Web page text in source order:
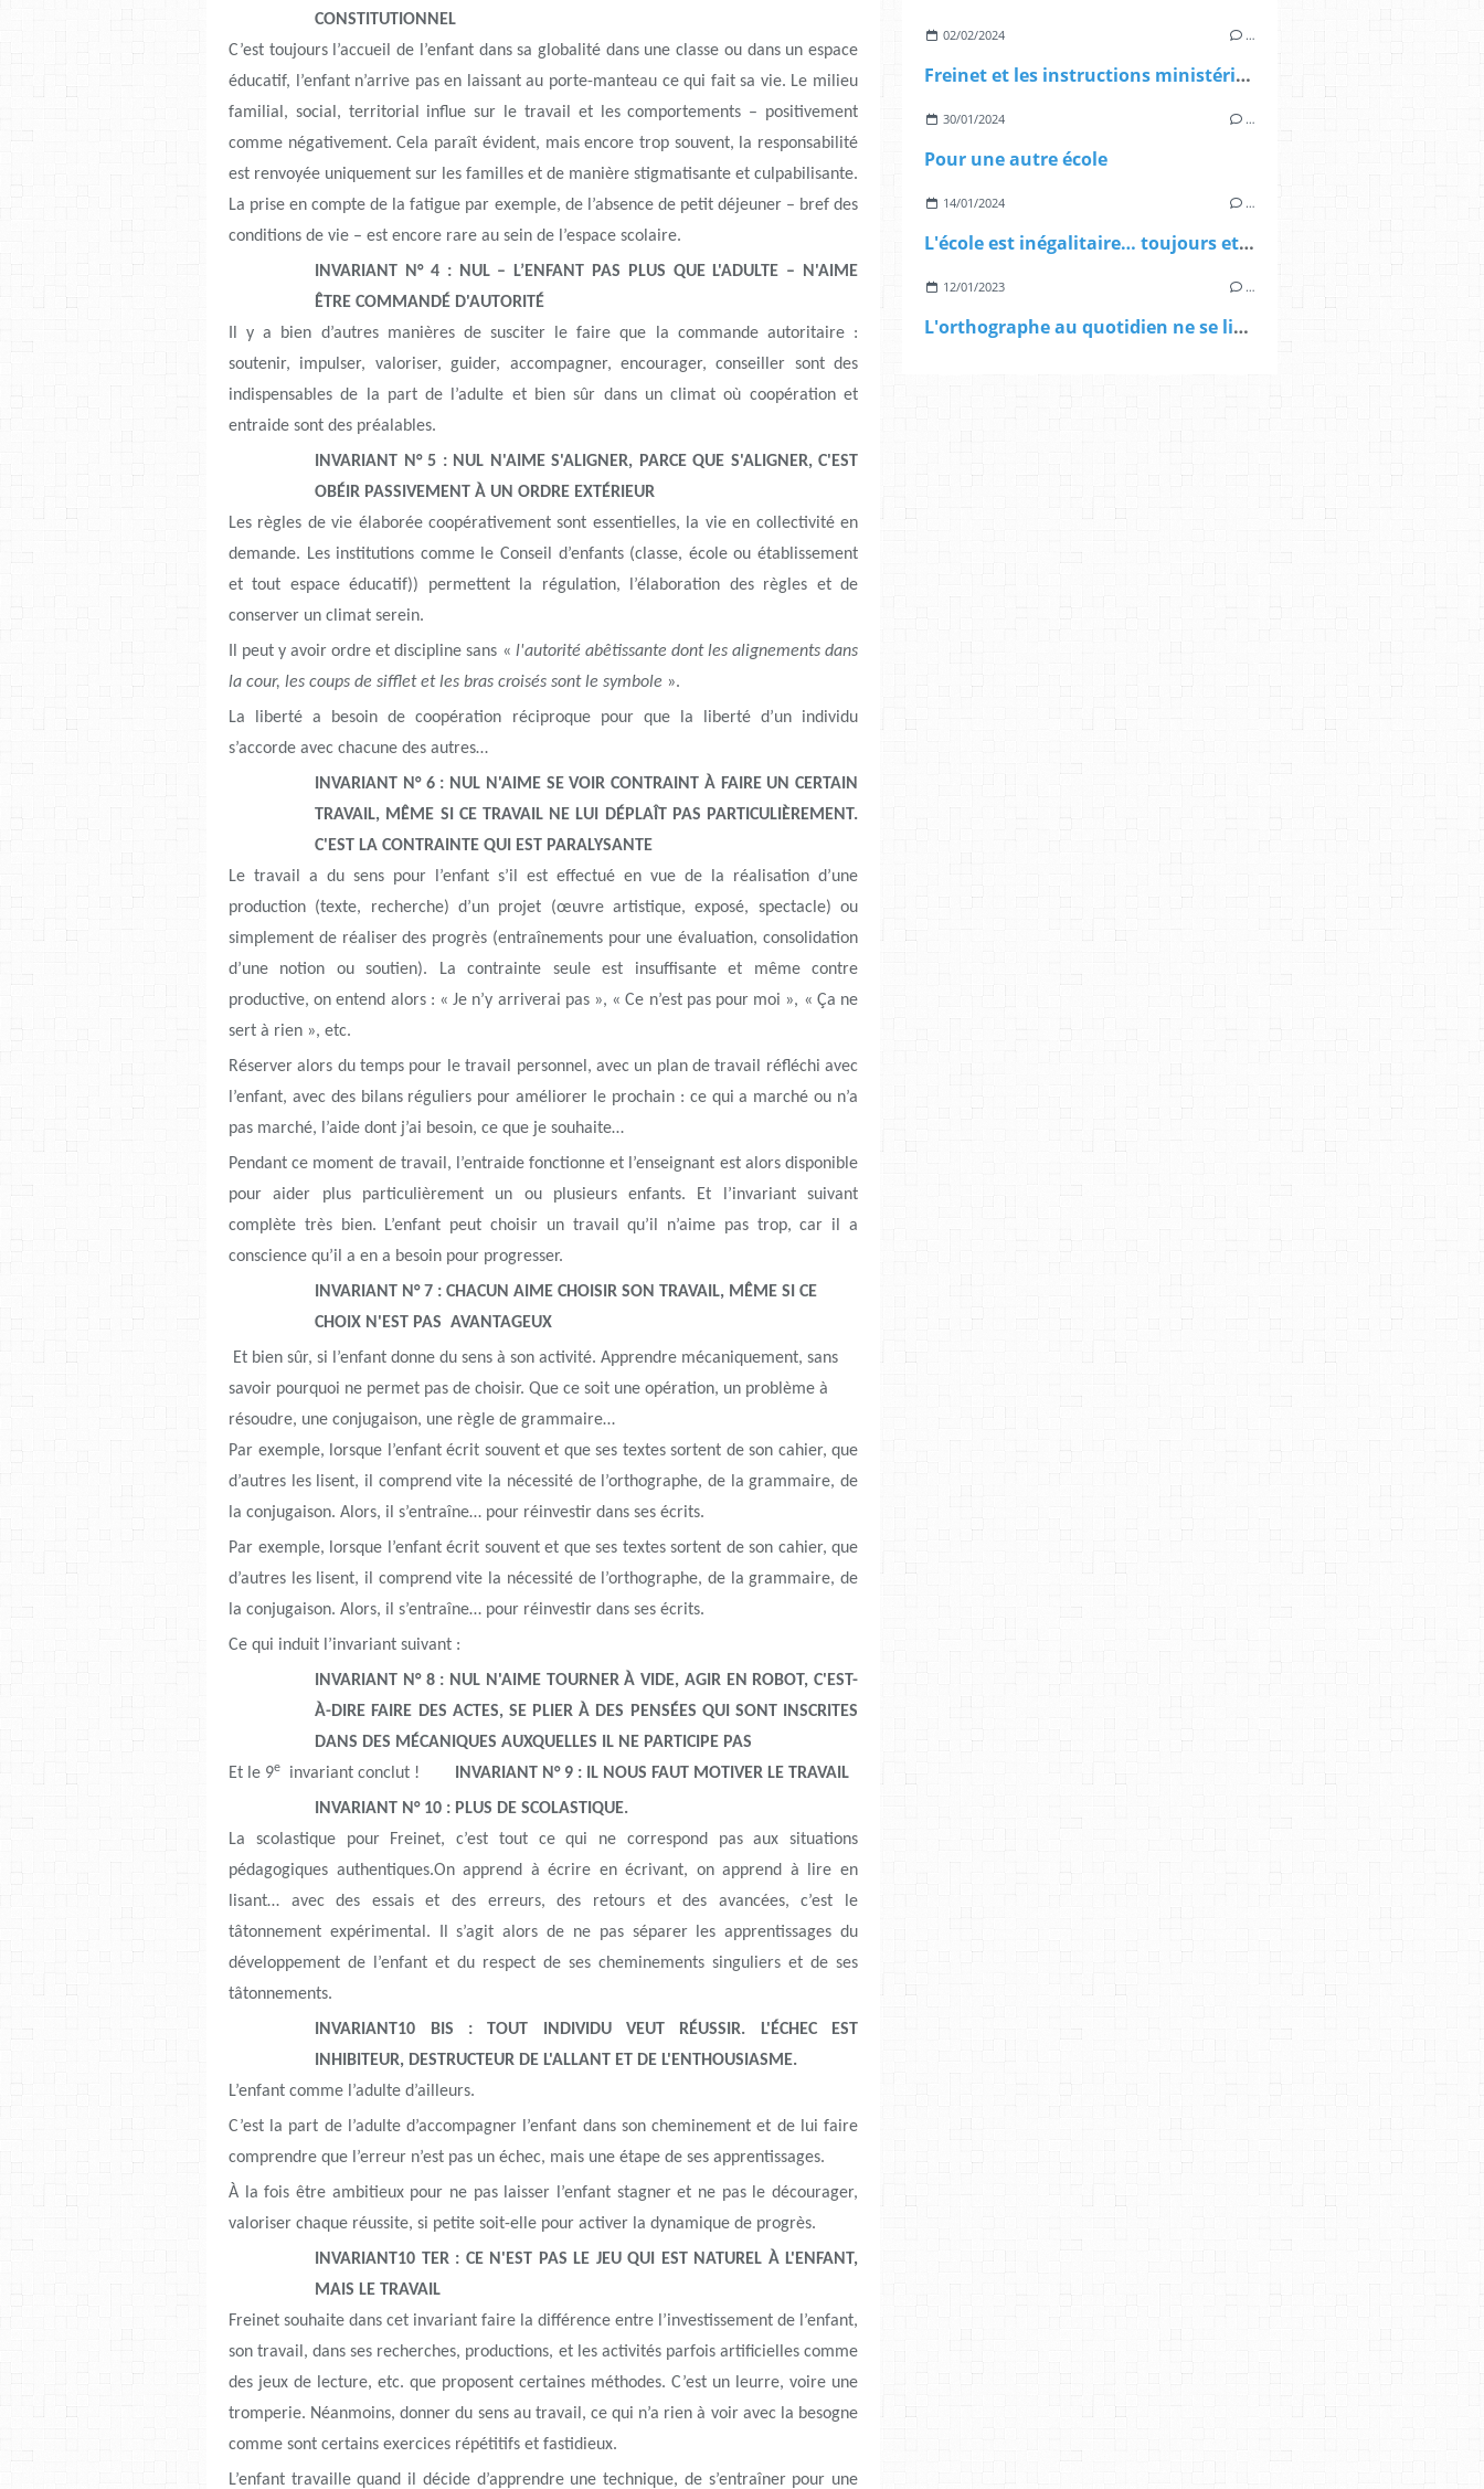
CONSTITUTIONNEL
C’est toujours l’accueil de l’enfant dans sa globalité dans une classe ou dans un espace
éducatif, l’enfant n’arrive pas en laissant au porte-manteau ce qui fait sa vie. Le milieu
familial, social, territorial influe sur le travail et les comportements – positivement
comme négativement. Cela paraît évident, mais encore trop souvent, la responsabilité
est renvoyée uniquement sur les familles et de manière stigmatisante et culpabilisante.
La prise en compte de la fatigue par exemple, de l’absence de petit déjeuner – bref des
conditions de vie – est encore rare au sein de l’espace scolaire.
INVARIANT N° 4 : NUL – L’ENFANT PAS PLUS QUE L'ADULTE – N'AIME
ÊTRE COMMANDÉ D'AUTORITÉ
Il y a bien d’autres manières de susciter le faire que la commande autoritaire :
soutenir, impulser, valoriser, guider, accompagner, encourager, conseiller sont des
indispensables de la part de l’adulte et bien sûr dans un climat où coopération et
entraide sont des préalables.
INVARIANT N° 5 : NUL N'AIME S'ALIGNER, PARCE QUE S'ALIGNER, C'EST
OBÉIR PASSIVEMENT À UN ORDRE EXTÉRIEUR
Les règles de vie élaborée coopérativement sont essentielles, la vie en collectivité en
demande. Les institutions comme le Conseil d’enfants (classe, école ou établissement
et tout espace éducatif)) permettent la régulation, l’élaboration des règles et de
conserver un climat serein.
Il peut y avoir ordre et discipline sans « l'autorité abêtissante dont les alignements dans
la cour, les coups de sifflet et les bras croisés sont le symbole ».
La liberté a besoin de coopération réciproque pour que la liberté d’un individu
s’accorde avec chacune des autres…
INVARIANT N° 6 : NUL N'AIME SE VOIR CONTRAINT À FAIRE UN CERTAIN
TRAVAIL, MÊME SI CE TRAVAIL NE LUI DÉPLAÎT PAS PARTICULIÈREMENT.
C'EST LA CONTRAINTE QUI EST PARALYSANTE
Le travail a du sens pour l’enfant s’il est effectué en vue de la réalisation d’une
production (texte, recherche) d’un projet (œuvre artistique, exposé, spectacle) ou
simplement de réaliser des progrès (entraînements pour une évaluation, consolidation
d’une notion ou soutien). La contrainte seule est insuffisante et même contre
productive, on entend alors : « Je n’y arriverai pas », « Ce n’est pas pour moi », « Ça ne
sert à rien », etc.
Réserver alors du temps pour le travail personnel, avec un plan de travail réfléchi avec
l’enfant, avec des bilans réguliers pour améliorer le prochain : ce qui a marché ou n’a
pas marché, l’aide dont j’ai besoin, ce que je souhaite…
Pendant ce moment de travail, l’entraide fonctionne et l’enseignant est alors disponible
pour aider plus particulièrement un ou plusieurs enfants. Et l’invariant suivant
complète très bien. L’enfant peut choisir un travail qu’il n’aime pas trop, car il a
conscience qu’il a en a besoin pour progresser.
INVARIANT N° 7 : CHACUN AIME CHOISIR SON TRAVAIL, MÊME SI CE
CHOIX N'EST PAS AVANTAGEUX
Et bien sûr, si l’enfant donne du sens à son activité. Apprendre mécaniquement, sans
savoir pourquoi ne permet pas de choisir. Que ce soit une opération, un problème à
résoudre, une conjugaison, une règle de grammaire…
Par exemple, lorsque l’enfant écrit souvent et que ses textes sortent de son cahier, que
d’autres les lisent, il comprend vite la nécessité de l’orthographe, de la grammaire, de
la conjugaison. Alors, il s’entraîne… pour réinvestir dans ses écrits.
Par exemple, lorsque l’enfant écrit souvent et que ses textes sortent de son cahier, que
d’autres les lisent, il comprend vite la nécessité de l’orthographe, de la grammaire, de
la conjugaison. Alors, il s’entraîne… pour réinvestir dans ses écrits.
Ce qui induit l’invariant suivant :
INVARIANT N° 8 : NUL N'AIME TOURNER À VIDE, AGIR EN ROBOT, C'EST-
À-DIRE FAIRE DES ACTES, SE PLIER À DES PENSÉES QUI SONT INSCRITES
DANS DES MÉCANIQUES AUXQUELLES IL NE PARTICIPE PAS
Et le 9e invariant conclut !
INVARIANT N° 9 : IL NOUS FAUT MOTIVER LE TRAVAIL
INVARIANT N° 10 : PLUS DE SCOLASTIQUE.
La scolastique pour Freinet, c’est tout ce qui ne correspond pas aux situations
pédagogiques authentiques.On apprend à écrire en écrivant, on apprend à lire en
lisant… avec des essais et des erreurs, des retours et des avancées, c’est le
tâtonnement expérimental. Il s’agit alors de ne pas séparer les apprentissages du
développement de l’enfant et du respect de ses cheminements singuliers et de ses
tâtonnements.
INVARIANT10 BIS : TOUT INDIVIDU VEUT RÉUSSIR. L'ÉCHEC EST
INHIBITEUR, DESTRUCTEUR DE L'ALLANT ET DE L'ENTHOUSIASME.
L’enfant comme l’adulte d’ailleurs.
C’est la part de l’adulte d’accompagner l’enfant dans son cheminement et de lui faire
comprendre que l’erreur n’est pas un échec, mais une étape de ses apprentissages.
À la fois être ambitieux pour ne pas laisser l’enfant stagner et ne pas le décourager,
valoriser chaque réussite, si petite soit-elle pour activer la dynamique de progrès.
INVARIANT10 TER : CE N'EST PAS LE JEU QUI EST NATUREL À L'ENFANT,
MAIS LE TRAVAIL
Freinet souhaite dans cet invariant faire la différence entre l’investissement de l’enfant,
son travail, dans ses recherches, productions, et les activités parfois artificielles comme
des jeux de lecture, etc. que proposent certaines méthodes. C’est un leurre, voire une
tromperie. Néanmoins, donner du sens au travail, ce qui n’a rien à voir avec la besogne
comme sont certains exercices répétitifs et fastidieux.
L’enfant travaille quand il décide d’apprendre une technique, de s’entraîner pour une
02/02/2024 …
Freinet et les instructions ministérielles de 1938
30/01/2024 …
Pour une autre école
14/01/2024 …
L'école est inégalitaire… toujours et toujours
12/01/2023 …
L'orthographe au quotidien ne se limite pas à la dictée